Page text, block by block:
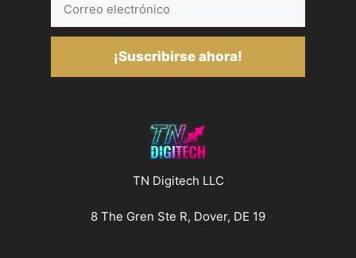
electrónico
¡Suscribirse ahora!
TN Digitech LLC
8 The Gren Ste R, Dover, DE 19